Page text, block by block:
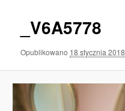
_V6A5778
Opublikowano 18 stycznia 2018